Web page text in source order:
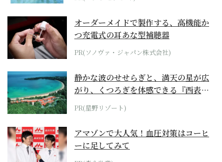
オーダーメイドで製作する、高機能か
つ充電式の耳あな型補聴器
PR(ソノヴァ・ジャパン株式会社)
静かな波のせせらぎと、満天の星が広
がり、くつろぎを体感できる『西表島
ホテル by...
PR(星野リゾート)
アマゾンで大人気！血圧対策はコーヒ
ーに足してみて